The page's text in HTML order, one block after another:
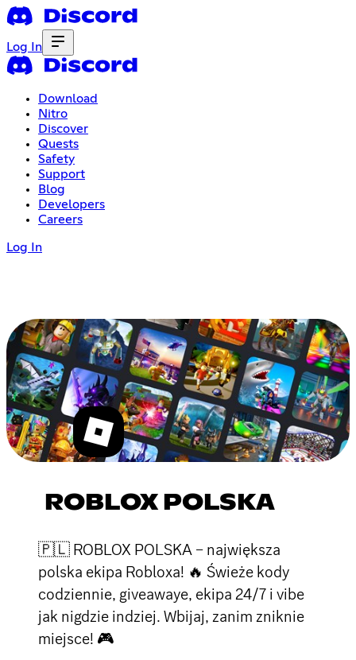
Log In
Download
Nitro
Discover
Quests
Safety
Support
Blog
Developers
Careers
Log In
ROBLOX POLSKA
🇵🇱 ROBLOX POLSKA – największa
polska ekipa Robloxa! 🔥 Świeże kody
codziennie, giveawaye, ekipa 24/7 i vibe
jak nigdzie indziej. Wbijaj, zanim zniknie
miejsce! 🎮